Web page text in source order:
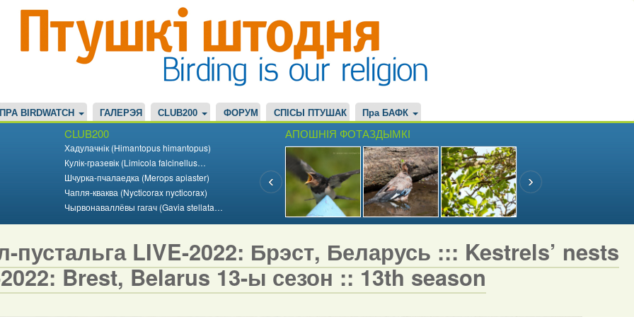
ПРА BIRDWATCH ГАЛЕРЭЯ CLUB200 ФОРУМ СПІСЫ ПТУШАК Пра БАФК
CLUB200
Хадулачнік (Himantopus himantopus)
Кулік-гразевік (Limicola falcinellus…
Шчурка-пчалаедка (Merops apiaster)
Чапля-кваква (Nycticorax nycticorax)
Чырвонаваллёвы гагач (Gavia stellata…
АПОШНІЯ ФОТАЗДЫМКІ
пустальга LIVE-2022: Брэст, Беларусь ::: Kestrels’ nests
Brest, Belarus 13-ы сезон :: 13th season